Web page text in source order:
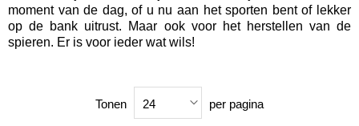
moment van de dag, of u nu aan het sporten bent of lekker
op de bank uitrust. Maar ook voor het herstellen van de
spieren. Er is voor ieder wat wils!
Tonen 24 per pagina